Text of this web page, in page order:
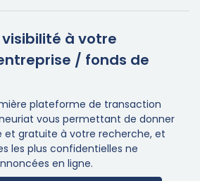
visibilité à votre
/ fonds de
plateforme de transaction
vous permettant de donner
et gratuite à votre recherche, et
les plus confidentielles ne
en ligne.